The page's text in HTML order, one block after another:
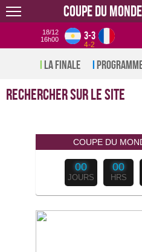
Coupe du
18/12
16h00
3-3
4-2
La Finale
Recherchersur le site
COUPE DU
00
JOURS
00
HRS